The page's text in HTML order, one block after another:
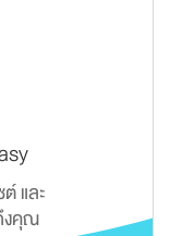
และ
งคุณ